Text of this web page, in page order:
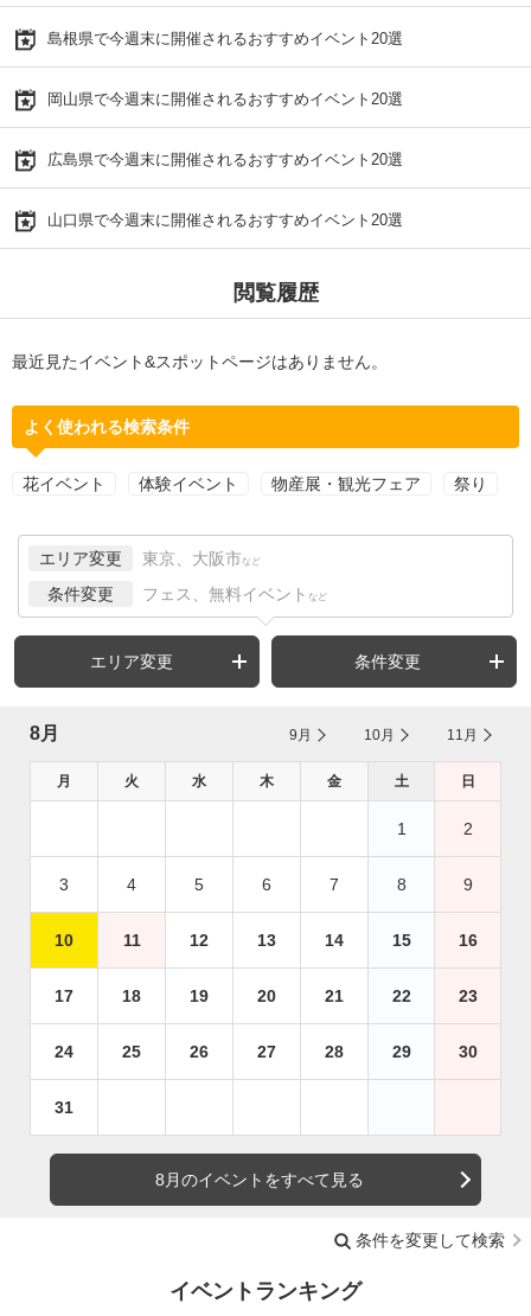
島根県で今週末に開催されるおすすめイベント20選
岡山県で今週末に開催されるおすすめイベント20選
広島県で今週末に開催されるおすすめイベント20選
山口県で今週末に開催されるおすすめイベント20選
閲覧履歴
最近見たイベント&スポットページはありません。
よく使われる検索条件
花イベント 体験イベント 物産展・観光フェア 祭り
エリア変更 東京、大阪市 など
条件変更 フェス、無料イベント など
エリア変更 条件変更
8月 9月 10月 11月
月 火 水 木 金 土 日
1 2
3 4 5 6 7 8 9
10 11 12 13 14 15 16
17 18 19 20 21 22 23
24 25 26 27 28 29 30
31
8月のイベントをすべて見る
条件を変更して検索
イベントランキング